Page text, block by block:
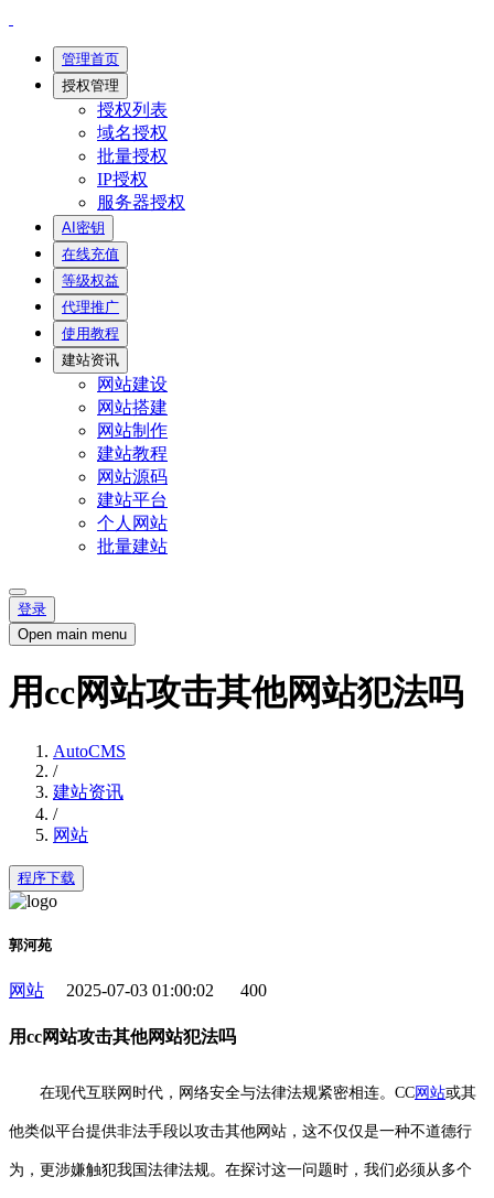
管理首页
授权管理
授权列表
域名授权
批量授权
IP授权
服务器授权
AI密钥
在线充值
等级权益
代理推广
使用教程
建站资讯
网站建设
网站搭建
网站制作
建站教程
网站源码
建站平台
个人网站
批量建站
登录
Open main menu
用cc网站攻击其他网站犯法吗
AutoCMS
/
建站资讯
/
网站
程序下载
郭河苑
网站 2025-07-03 01:00:02 400
用cc网站攻击其他网站犯法吗
在现代互联网时代，网络安全与法律法规紧密相连。CC网站或其
他类似平台提供非法手段以攻击其他网站，这不仅仅是一种不道德行
为，更涉嫌触犯我国法律法规。在探讨这一问题时，我们必须从多个